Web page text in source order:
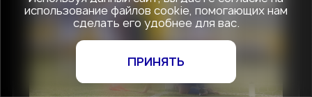
использование файлов cookie, помогающих нам
сделать его удобнее для вас.
ПРИНЯТЬ